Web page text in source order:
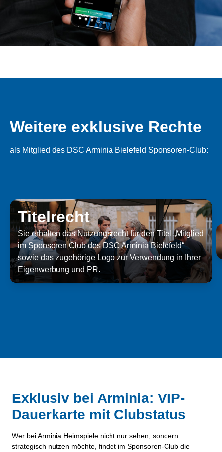
Weitere exklusive Rechte
als Mitglied des DSC Arminia Bielefeld Sponsoren-Club:
Titelrecht
Sie erhalten das Nutzungsrecht für den Titel „Mitglied
im Sponsoren Club des DSC Arminia Bielefeld“
sowie das zugehörige Logo zur Verwendung in Ihrer
Eigenwerbung und PR.
Exklusiv bei Arminia: VIP-
Dauerkarte mit Clubstatus
Wer bei Arminia Heimspiele nicht nur sehen, sondern
strategisch nutzen möchte, findet im Sponsoren-Club die